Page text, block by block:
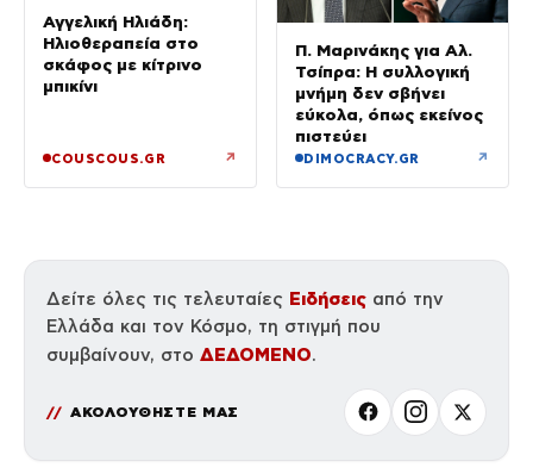
Αγγελική Ηλιάδη:
Ηλιοθεραπεία στο
σκάφος με κίτρινο
μπικίνι
COUSCOUS.GR ↗
Π. Μαρινάκης για Αλ.
Τσίπρα: Η συλλογική
μνήμη δεν σβήνει
εύκολα, όπως εκείνος
πιστεύει
DIMOCRACY.GR ↗
Δείτε όλες τις τελευταίες Ειδήσεις από την
Ελλάδα και τον Κόσμο, τη στιγμή που
συμβαίνουν, στο ΔΕΔΟΜΕΝΟ.
ΑΚΟΛΟΥΘΗΣΤΕ ΜΑΣ